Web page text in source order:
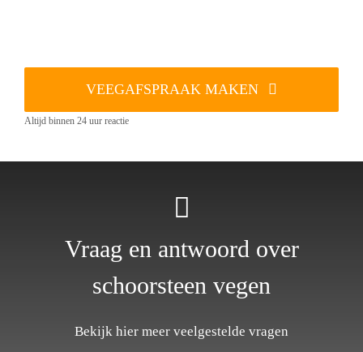
VEEGAFSPRAAK MAKEN
Altijd binnen 24 uur reactie
Vraag en antwoord over
schoorsteen vegen
Bekijk hier meer veelgestelde vragen